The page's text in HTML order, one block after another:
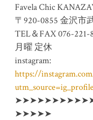
Favela Chic
〒920-0855 金沢市
TEL＆FAX 076-221-
月曜 定休
instagram:
https://
➤➤➤➤➤